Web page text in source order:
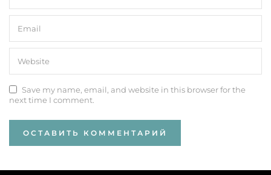
Save my name, email, and website in this browser for the
next time I comment.